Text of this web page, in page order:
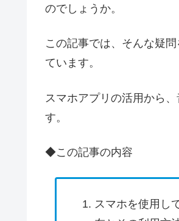
のでしょうか。
この記事では、そんな疑
ています。
スマホアプリの活用から
す。
◆この記事の内容
スマホを使用し